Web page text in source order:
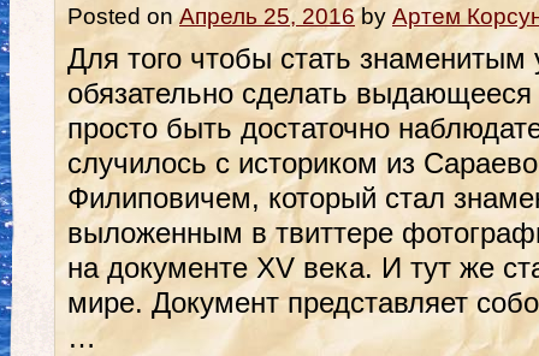
Posted on Апрель 25, 2016 by Артем
Для того чтобы стать
обязательно сделать выдающееся
просто быть достаточно
случилось с историком из
Филиповичем, который стал
выложенным в твиттере
на документе XV века. И тут же
мире. Документ представляет
…